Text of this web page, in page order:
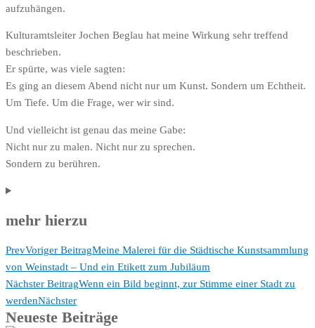
aufzuhängen.
Kulturamtsleiter Jochen Beglau hat meine Wirkung sehr treffend
beschrieben.
Er spürte, was viele sagten:
Es ging an diesem Abend nicht nur um Kunst. Sondern um Echtheit.
Um Tiefe. Um die Frage, wer wir sind.
Und vielleicht ist genau das meine Gabe:
Nicht nur zu malen. Nicht nur zu sprechen.
Sondern zu berühren.
mehr hierzu
PrevVoriger BeitragMeine Malerei für die Städtische Kunstsammlung
von Weinstadt – Und ein Etikett zum Jubiläum
Nächster BeitragWenn ein Bild beginnt, zur Stimme einer Stadt zu
werdenNächster
Neueste Beiträge